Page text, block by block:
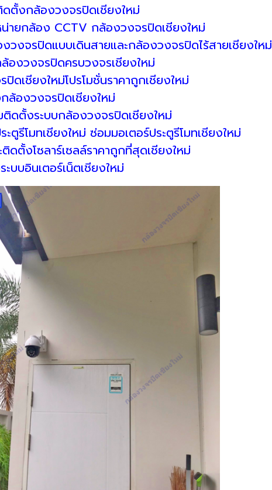
ดตั้งกล้องวงจรปิดเชียงใหม่
น่ายกล้อง CCTV กล้องวงจรปิดเชียงใหม่
วงจรปิดแบบเดินสายและกล้องวงจรปิดไร้สายเชียงใหม่
องวงจรปิดครบวงจรเชียงใหม่
ดเชียงใหม่โปรโมชั่นราคาถูกเชียงใหม่
ล้องวงจรปิดเชียงใหม่
ติดตั้งระบบกล้องวงจรปิดเชียงใหม่
ตูรีโมทเชียงใหม่ ซ่อมมอเตอร์ประตูรีโมทเชียงใหม่
ดตั้งโซลาร์เซลล์ราคาถูกที่สุดเชียงใหม่
บบอินเตอร์เน็ตเชียงใหม่